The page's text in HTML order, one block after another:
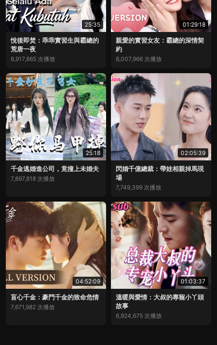
25:35
悅後即焚：乖乖實習生與霸總的
荒唐一夜
8,917,865 次播放
01:29:18
親愛的實習女友：霸總的深情契
約
8,007,966 次播放
25:18
千金逃婚進公司，竟撞上未婚夫
7,897,818 次播放
02:05:39
閃婚千億總裁：帶娃相親掉馬現
場
7,749,399 次播放
04:52:09
盲心千金：豪門千金的致命危情
7,671,982 次播放
01:03:37
溫暖與愛情：大叔的專寵小丫頭
故事
6,924,675 次播放